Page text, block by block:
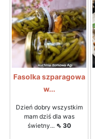
Fasolka szparagowa
w...
Dzień dobry wszystkim
mam dziś dla was
świetny... ⇖ 30